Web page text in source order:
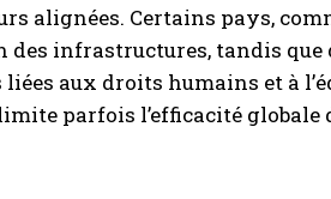
alignées. Certains pays,
infrastructures, tandis que
aux droits humains et à
parfois l’efficacité globale